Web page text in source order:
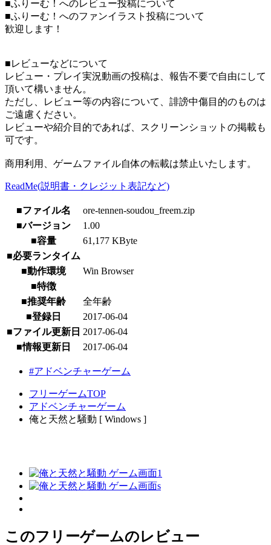
■ふりーむ！へのレビュー投稿について
■ふりーむ！へのファンイラスト投稿について
歓迎します！
■レビューなどについて
レビュー・プレイ実況動画の投稿は、報告不要で自由にして
頂いて構いません。
ただし、レビュー等の内容について、誹謗中傷目的のものは
ご遠慮ください。
レビューや紹介目的であれば、スクリーンショットの掲載も
可です。
商用利用、ゲームファイル自体の転載は禁止いたします。
ReadMe(説明書・クレジット表記など)
■ファイル名
ore-tennen-soudou_freem.zip
■バージョン
1.00
■容量
61,177 KByte
■必要ランタイム
■動作環境
Win Browser
■特徴
■推奨年齢
全年齢
■登録日
2017-06-04
■ファイル更新日 2017-06-04
■情報更新日
2017-06-04
#アドベンチャーゲーム
フリーゲームTOP
アドベンチャーゲーム
俺と天然と騒動 [ Windows ]
このフリーゲームのレビュー